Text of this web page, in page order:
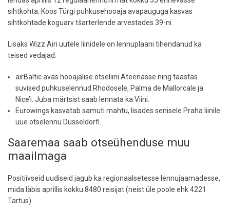
sihtkohta. Koos Türgi puhkusehooaja avapauguga kasvas
sihtkohtade koguarv tšarterlende arvestades 39-ni.
Lisaks Wizz Airi uutele liinidele on lennuplaani tihendanud ka
teised vedajad:
airBaltic avas hooajalise otseliini Ateenasse ning taastas
suvised puhkuselennud Rhodosele, Palma de Mallorcale ja
Nice’i. Juba märtsist saab lennata ka Viini.
Eurowings kasvatab samuti mahtu, lisades senisele Praha liinile
uue otselennu Düsseldorfi.
Saaremaa saab otseühenduse muu
maailmaga
Positiivseid uudiseid jagub ka regionaalsetesse lennujaamadesse,
mida läbis aprillis kokku 8480 reisijat (neist üle poole ehk 4221
Tartus).